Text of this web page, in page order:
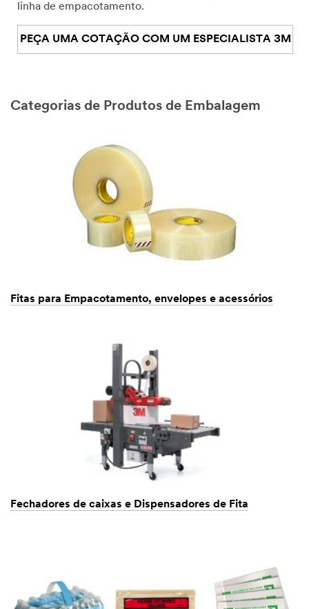
linha de empacotamento.
PEÇA UMA COTAÇÃO COM UM ESPECIALISTA 3M
Categorias de Produtos de Embalagem
Fitas para Empacotamento, envelopes e acessórios
Fechadores de caixas e Dispensadores de Fita